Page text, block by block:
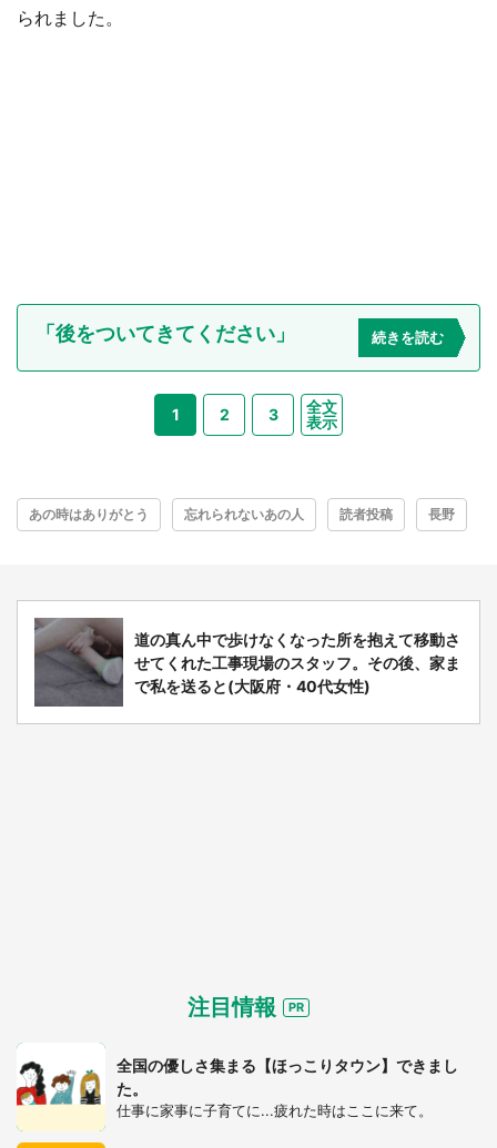
られました。
「後をついてきてください」 続きを読む
1 2 3
全文
表示
あの時はありがとう 忘れられないあの人 読者投稿 長野
道の真ん中で歩けなくなった所を抱えて移動さ
せてくれた工事現場のスタッフ。その後、家ま
で私を送ると(大阪府・40代女性)
注目情報
全国の優しさ集まる【ほっこりタウン】できまし
た。
仕事に家事に子育てに...疲れた時はここに来て。